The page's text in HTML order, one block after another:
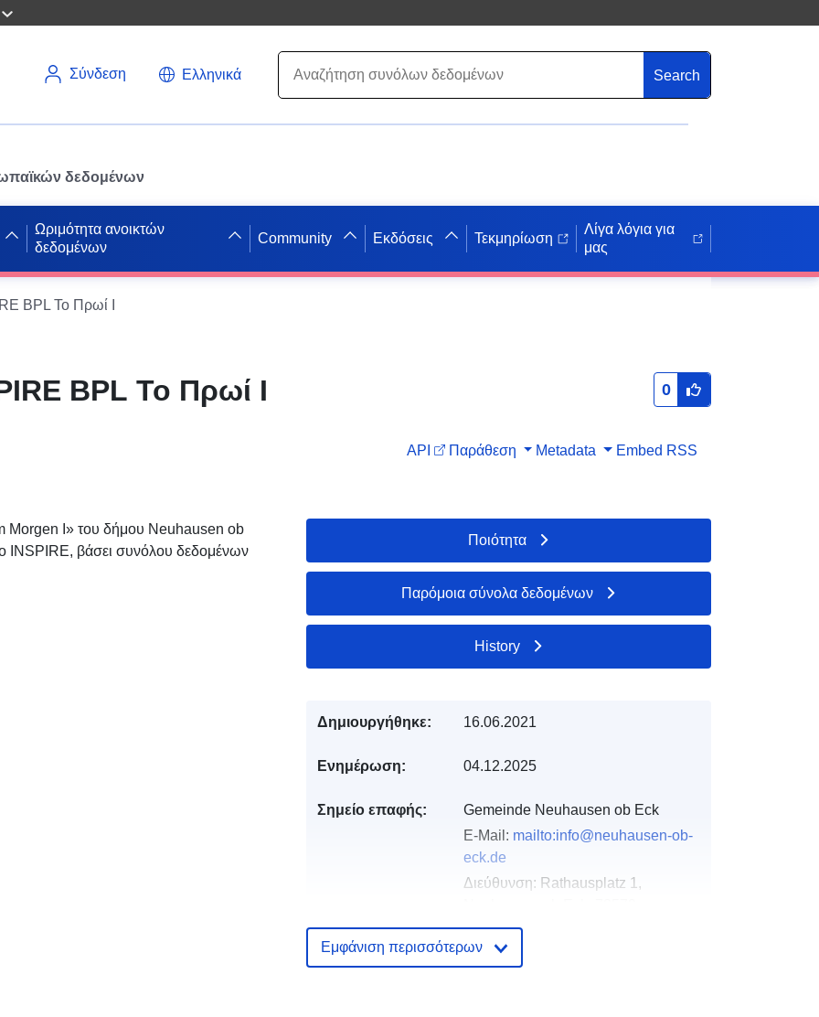
Σύνδεση Ελληνικά Search
δεδομένων
Ωριμότητα ανοικτών
δεδομένων
Community Εκδόσεις Τεκμηρίωση
Λίγα λόγια για
μας
BPL Το Πρωί Ι
BPL Το Πρωί Ι 0
API Παράθεση Metadata Embed RSS
Morgen I» του δήμου Neuhausen ob
INSPIRE, βάσει συνόλου δεδομένων
Ποιότητα
Παρόμοια σύνολα δεδομένων
History
Δημιουργήθηκε: 16.06.2021
Ενημέρωση: 04.12.2025
Σημείο επαφής:
Gemeinde Neuhausen ob Eck
E-Mail: mailto:info@neuhausen-ob-
eck.de
Διεύθυνση: Rathausplatz 1,
Deutschland
Διεύθυνση URL:
Εμφάνιση περισσότερων